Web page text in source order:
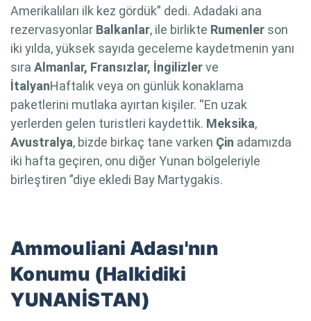
Amerikalıları ilk kez gördük” dedi. Adadaki ana
rezervasyonlar Balkanlar, ile birlikte Rumenler son
iki yılda, yüksek sayıda geceleme kaydetmenin yanı
sıra Almanlar, Fransızlar, İngilizlerve
İtalyanHaftalık veya on günlük konaklama
paketlerini mutlaka ayırtan kişiler. “En uzak
yerlerden gelen turistleri kaydettik. Meksika,
Avustralya, bizde birkaç tane varken Çin adamızda
iki hafta geçiren, onu diğer Yunan bölgeleriyle
birleştiren ”diye ekledi Bay Martygakis.
Ammouliani Adası'nın
Konumu (Halkidiki
YUNANİSTAN)